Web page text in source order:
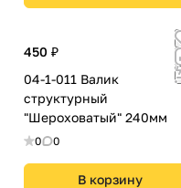
450 ₽
04-1-011 Валик
структурный
"Шероховатый" 240мм
0 0
В корзину